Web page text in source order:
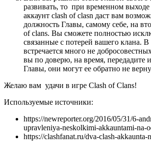
развивать, то при временном выходе
аккаунт clash of clasn даст вам
должность Главы, самому себе, на
of clans. Вы сможете полностью
связанные с потерей вашего клана.
встречается много не
вы по доверю, на время, передадите
Главы, они могут ее обратно не
Желаю вам удачи в игре Clash of Clans!
Используемые источники:
https://newreporter.org/2016/05/31/6-
upravleniya-neskolkimi-akkauntami-na-
https://clashfanat.ru/dva-clash-akkaunta-